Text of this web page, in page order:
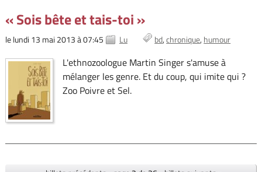
« Sois bête et tais-toi »
le lundi 13 mai 2013 à 07:45 Lu bd chronique humour
L'ethnozoologue Martin Singer s'amuse à
mélanger les genre. Et du coup, qui imite qui ?
Zoo Poivre et Sel.